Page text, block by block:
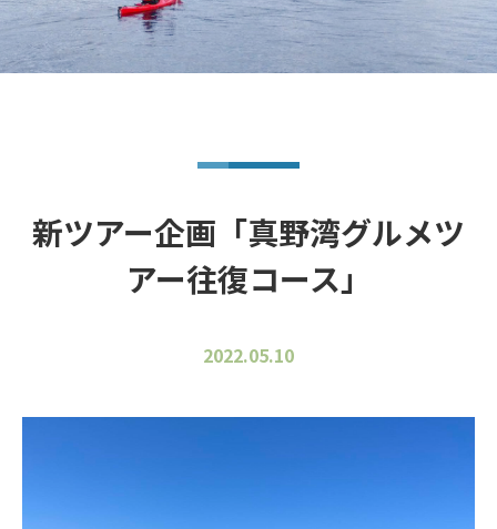
新ツアー企画「真野湾グルメツ
アー往復コース」
2022.05.10